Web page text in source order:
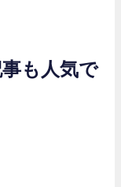
も人気で